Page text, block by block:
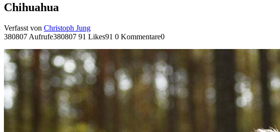
Chihuahua
Verfasst von Christoph Jung
380807 Aufrufe380807 91 Likes91 0 Kommentare0